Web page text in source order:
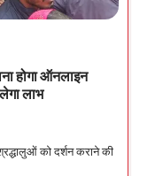
होगा ऑनलाइन
लाभ
को दर्शन कराने की